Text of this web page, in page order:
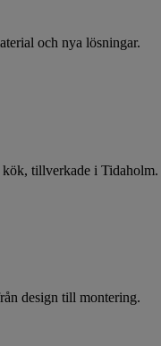
och nya lösningar.
kök, tillverkade i Tidaholm.
design till montering.